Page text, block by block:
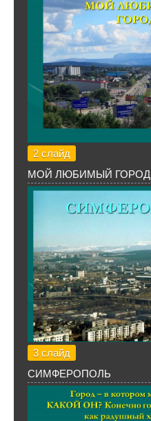
2 слайд
МОЙ ЛЮБИМЫЙ ГОРОД
3 слайд
СИМФЕРОПОЛЬ